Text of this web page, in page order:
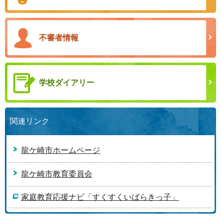
不審者情報
学校ダイアリー
関連リンク
龍ケ崎市ホームページ
龍ケ崎市教育委員会
家庭教育応援ナビ「すくすくいばらきっ子」